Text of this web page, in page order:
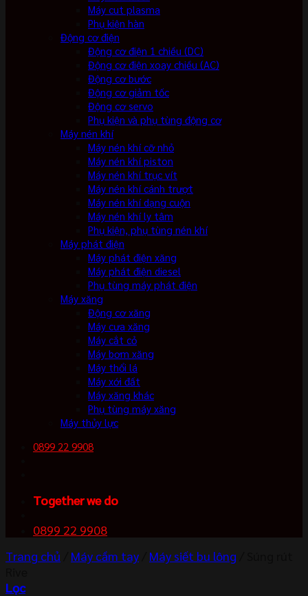
Máy cut plasma
Phụ kiện hàn
Động cơ điện
Động cơ điện 1 chiều (DC)
Động cơ điện xoay chiều (AC)
Động cơ bước
Động cơ giảm tốc
Động cơ servo
Phụ kiện và phụ tùng động cơ
Máy nén khí
Máy nén khí cỡ nhỏ
Máy nén khí piston
Máy nén khí trục vít
Máy nén khí cánh trượt
Máy nén khí dạng cuộn
Máy nén khí ly tâm
Phụ kiện, phụ tùng nén khí
Máy phát điện
Máy phát điện xăng
Máy phát điện diesel
Phụ tùng máy phát điện
Máy xăng
Động cơ xăng
Máy cưa xăng
Máy cắt cỏ
Máy bơm xăng
Máy thổi lá
Máy xới đất
Máy xăng khác
Phụ tùng máy xăng
Máy thủy lực
0899 22 9908
Together we do
0899 22 9908
Trang chủ
Máy cầm tay Máy siết bu lông
Lọc